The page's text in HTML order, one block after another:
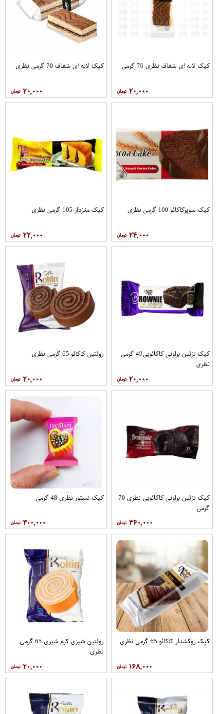
کیک لایه ای شفاف نظری 70 گرمی
۲۰,۰۰۰
کیک لایه ای شفاف 70 گرمی نظری
۲۰,۰۰۰
کیک سوپرکاکائو 100 گرمی نظری
۲۴,۰۰۰
کیک مغزدار 105 گرمی نظری
۲۲,۰۰۰
کیک تزئین براونی کاکائویی49 گرمی
نظری
۲۰,۰۰۰
رولتین کاکائو 65 گرمی نظری
۲۰,۰۰۰
کیک تزئین براونی کاکائویی نظری 70
گرمی
۳۶۰,۰۰۰
کیک نستور نظری 48 گرمی
۴۰۰,۰۰۰
کیک روکشدار کاکائو 65 گرمی نظری
۱۶۸,۰۰۰
رولتین شیری کرم شیری 65 گرمی
نظری
۲۰,۰۰۰